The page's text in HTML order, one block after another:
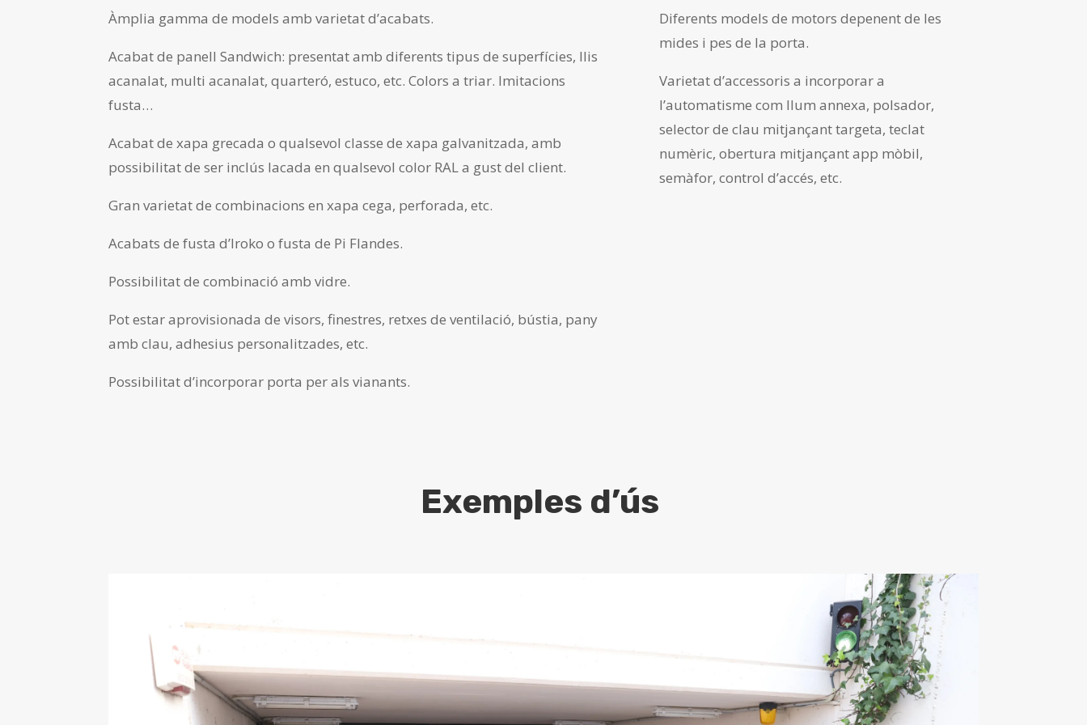
Àmplia gamma de models amb varietat d’acabats.
Acabat de panell Sandwich: presentat amb diferents tipus de superfícies, llis
acanalat, multi acanalat, quarteró, estuco, etc. Colors a triar. Imitacions
fusta…
Acabat de xapa grecada o qualsevol classe de xapa galvanitzada, amb
possibilitat de ser inclús lacada en qualsevol color RAL a gust del client.
Gran varietat de combinacions en xapa cega, perforada, etc.
Acabats de fusta d’Iroko o fusta de Pi Flandes.
Possibilitat de combinació amb vidre.
Pot estar aprovisionada de visors, finestres, retxes de ventilació, bústia, pany
amb clau, adhesius personalitzades, etc.
Possibilitat d’incorporar porta per als vianants.
Diferents models de motors depenent de les
mides i pes de la porta.
Varietat d’accessoris a incorporar a
l’automatisme com llum annexa, polsador,
selector de clau mitjançant targeta, teclat
numèric, obertura mitjançant app mòbil,
semàfor, control d’accés, etc.
Exemples d’ús